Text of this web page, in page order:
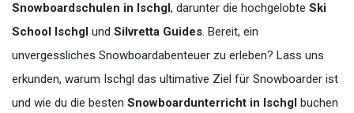
Snowboardschulen in Ischgl , darunter die hochgelobte Ski
School Ischgl und Silvretta Guides. Bereit, ein
unvergessliches Snowboardabenteuer zu erleben? Lass uns
erkunden, warum Ischgl das ultimative Ziel für Snowboarder ist
und wie du die besten Snowboardunterricht in Ischgl buchen